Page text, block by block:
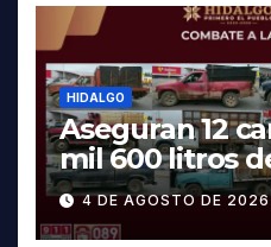
HIDALGO
Aseguran 12
mil 600 litros
y dos
Tula
4 DE AGOSTO DE 2026